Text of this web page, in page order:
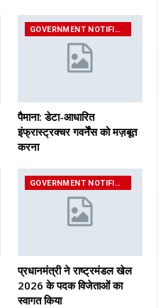
GOVERNMENT NOTIFICATIONS
पैमाना: डेटा-आधारित
इंफ्रास्ट्रक्चर गवर्नेंस को मज़बूत
करना
GOVERNMENT NOTIFICATIONS
प्रधानमंत्री ने राष्ट्रमंडल खेल
2026 के पदक विजेताओं का
स्वागत किया